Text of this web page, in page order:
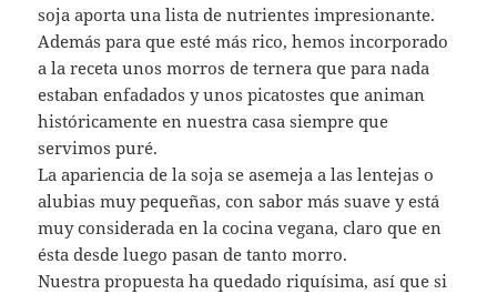
soja aporta una lista de nutrientes impresionante.
Además para que esté más rico, hemos incorporado
a la receta unos morros de ternera que para nada
estaban enfadados y unos picatostes que animan
históricamente en nuestra casa siempre que
servimos puré.
La apariencia de la soja se asemeja a las lentejas o
alubias muy pequeñas, con sabor más suave y está
muy considerada en la cocina vegana, claro que en
ésta desde luego pasan de tanto morro.
Nuestra propuesta ha quedado riquísima, así que si